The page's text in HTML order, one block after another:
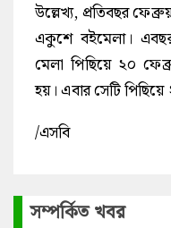
উল্লেখ্য, প্রতিবছর
একুশে বইমেলা।
মেলা পিছিয়ে ২০
হয়। এবার সেটি
/এসবি
সম্পর্কিত খবর